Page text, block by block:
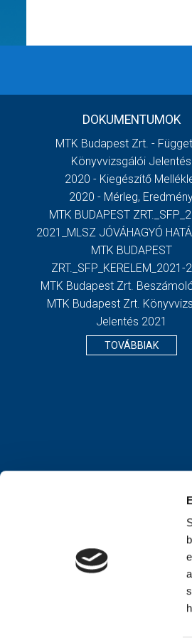
DOKUMENTUMOK
MTK Budapest Zrt. -
Könyvvizsgálói Jelentés
2020 - Kiegészítő
2020 - Mérleg,
MTK BUDAPEST
2021_MLSZ JÓVÁHAGYÓ
MTK BUDAPEST
ZRT._SFP_KERELEM_2021-
MTK Budapest Zrt.
MTK Budapest Zrt.
Jelentés 2021
TOVÁBBIAK